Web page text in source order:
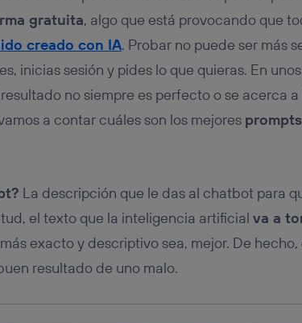
gratuita, algo que está provocando que
creado con IA. Probar no puede ser más
inicias sesión y pides lo que quieras. En
no siempre es perfecto o se acerca
a contar cuáles son los mejores
La descripción que le das al chatbot para
el texto que la inteligencia artificial va a
exacto y descriptivo sea, mejor. De
resultado de uno malo.
su dispositivo y consienta el uso de la tecnología
unaconexión de banda ancha(p. ej., Wi-Fi), el
en función de las actividades de navegación de los
dado su consentimiento.
, el marketing será más
en la navegación del usuario del móvil.